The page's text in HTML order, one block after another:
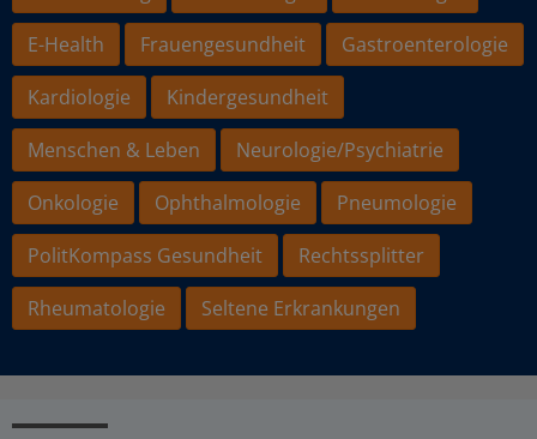
E-Health
Frauengesundheit
Gastroenterologie
Kardiologie
Kindergesundheit
Menschen & Leben
Neurologie/Psychiatrie
Onkologie
Ophthalmologie
Pneumologie
PolitKompass Gesundheit
Rechtssplitter
Rheumatologie
Seltene Erkrankungen